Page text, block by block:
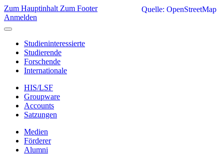
Zum Hauptinhalt Zum Footer
Anmelden
Studieninteressierte
Studierende
Forschende
Internationale
HIS/LSF
Groupware
Accounts
Satzungen
Medien
Förderer
Alumni
Quelle: OpenStreetMap